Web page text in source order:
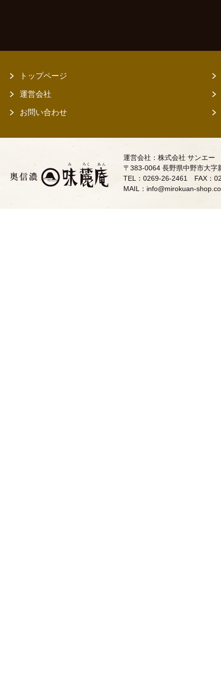
トップページ
運営会社
お問い合わせ
運営会社：株式会社 サンエー
〒383-0064 長野県中野市大字
TEL：0269-26-2461 FAX：
MAIL：info@mirokuan-